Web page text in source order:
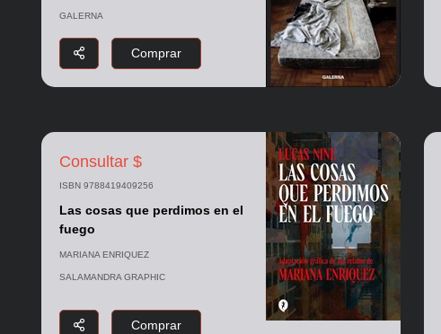
GALERNA
Comprar
Consultar $
ISBN 9788419409256
Las cosas que perdimos en el
fuego
MARIANA ENRIQUEZ
SALAMANDRA GRAPHIC
Comprar